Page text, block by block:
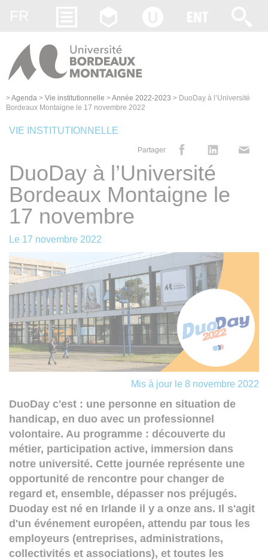
>Agenda > Vie institutionnelle >Année 2022-2023 > DuoDay à l’Université
Bordeaux Montaigne le 17 novembre 2022
VIE INSTITUTIONNELLE
Partager
DuoDay à l’Université
Bordeaux Montaigne le
17 novembre
Le 17 novembre 2022
Mis à jour le 8 novembre 2022
DuoDay c'est : une personne en situation de
handicap, en duo avec un professionnel
volontaire. Au programme : découverte du
métier, participation active, immersion dans
notre université. Cette journée représente une
opportunité de rencontre pour changer de
regard et, ensemble, dépasser nos préjugés.
Duoday est né en Irlande il y a onze ans. Il s'agit
d'un événement européen, attendu par tous les
employeurs (entreprises, administrations,
collectivités et associations), et toutes les